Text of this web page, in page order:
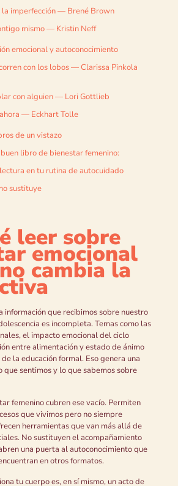
la imperfección — Brené Brown
mismo — Kristin Neff
emocional y autoconocimiento
con los lobos — Clarissa Pinkola
con alguien — Lori Gottlieb
— Eckhart Tolle
de un vistazo
libro de bienestar femenino:
en tu rutina de autocuidado
sustituye
leer sobre
emocional
cambia la
información que recibimos sobre nuestro
es incompleta. Temas como las
el impacto emocional del ciclo
entre alimentación y estado de ánimo
la educación formal. Eso genera una
que sentimos y lo que sabemos sobre
femenino cubren ese vacío. Permiten
que vivimos pero no siempre
herramientas que van más allá de
No sustituyen el acompañamiento
una puerta al autoconocimiento que
en otros formatos.
tu cuerpo es, en sí mismo, un acto de